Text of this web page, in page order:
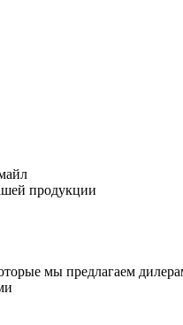
продукции
мы предлагаем